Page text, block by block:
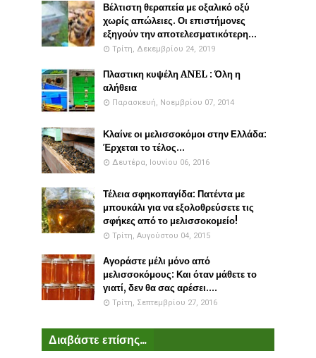
Βέλτιστη θεραπεία με οξαλικό οξύ
χωρίς απώλειες. Οι επιστήμονες
εξηγούν την αποτελεσματικότερη...
Τρίτη, Δεκεμβρίου 24, 2019
Πλαστικη κυψέλη ANEL : Όλη η
αλήθεια
Παρασκευή, Νοεμβρίου 07, 2014
Κλαίνε οι μελισσοκόμοι στην Ελλάδα:
Έρχεται το τέλος...
Δευτέρα, Ιουνίου 06, 2016
Τέλεια σφηκοπαγίδα: Πατέντα με
μπουκάλι για να εξολοθρεύσετε τις
σφήκες από το μελισσοκομείο!
Τρίτη, Αυγούστου 04, 2015
Αγοράστε μέλι μόνο από
μελισσοκόμους: Και όταν μάθετε το
γιατί, δεν θα σας αρέσει....
Τρίτη, Σεπτεμβρίου 27, 2016
Διαβάστε επίσης...